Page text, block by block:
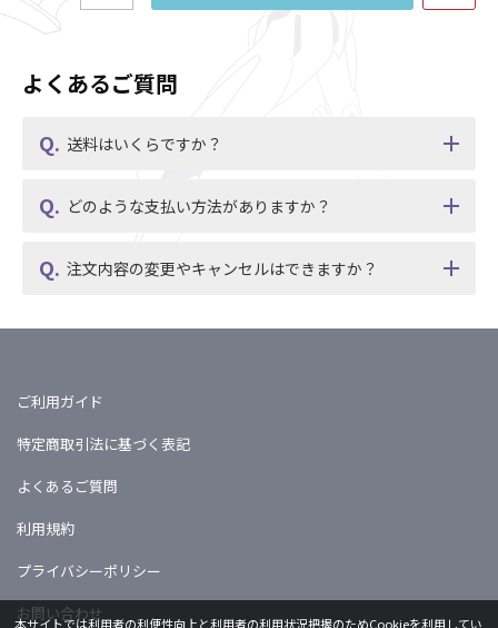
よくあるご質問
送料はいくらですか？
どのような支払い方法がありますか？
注文内容の変更やキャンセルはできますか？
ご利用ガイド
特定商取引法に基づく表記
よくあるご質問
利用規約
プライバシーポリシー
お問い合わせ
本サイトでは利用者の利便性向上と利用者の利用状況把握のためCookieを利用してい